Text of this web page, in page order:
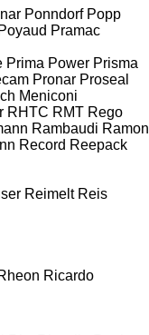
Ponndorf Popp
Poyaud Pramac
Prima Power Prisma
Pronar Proseal
Meniconi
RHTC RMT Rego
Rambaudi Ramon
Record Reepack
Reimelt Reis
Ricardo